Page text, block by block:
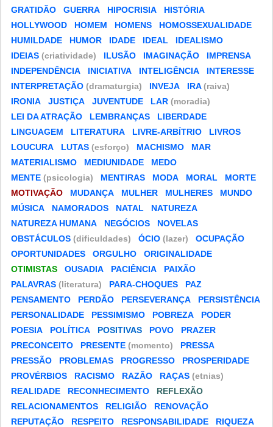
GRATIDÃO
GUERRA HIPOCRISIA
HISTÓRIA
HOLLYWOOD
HOMEM HOMENS
HOMOSSEXUALIDADE
HUMILDADE
HUMOR IDADE IDEAL
IDEALISMO
IDEIAS (criatividade) ILUSÃO IMAGINAÇÃO
IMPRENSA
INDEPENDÊNCIA
INICIATIVA INTELIGÊNCIA
INTERESSE
INTERPRETAÇÃO (dramaturgia) INVEJA IRA(raiva)
IRONIA
JUSTIÇA JUVENTUDE LAR (moradia)
LEI DA ATRAÇÃO
LEMBRANÇAS
LIBERDADE
LINGUAGEM
LITERATURA LIVRE-ARBÍTRIO
LIVROS
LOUCURA
LUTAS (esforço) MACHISMO
MAR
MATERIALISMO
MEDIUNIDADE
MEDO
MENTE (psicologia) MENTIRAS MODA MORAL
MORTE
MOTIVAÇÃO
MUDANÇA MULHER MULHERES
MUNDO
MÚSICA
NAMORADOS NATAL
NATUREZA
NATUREZA HUMANA
NEGÓCIOS
NOVELAS
OBSTÁCULOS (dificuldades) ÓCIO (lazer)
OCUPAÇÃO
OPORTUNIDADES
ORGULHO
ORIGINALIDADE
OTIMISTAS
OUSADIA PACIÊNCIA
PAIXÃO
PALAVRAS (literatura) PARA-CHOQUES
PAZ
PENSAMENTO
PERDÃO PERSEVERANÇA
PERSISTÊNCIA
PERSONALIDADE
PESSIMISMO POBREZA
PODER
POESIA
POLÍTICA POSITIVAS POVO
PRAZER
PRECONCEITO
PRESENTE (momento)
PRESSA
PRESSÃO
PROBLEMAS PROGRESSO
PROSPERIDADE
PROVÉRBIOS
RACISMO RAZÃO RAÇAS (etnias)
REALIDADE
RECONHECIMENTO
REFLEXÃO
RELACIONAMENTOS
RELIGIÃO
RENOVAÇÃO
REPUTAÇÃO
RESPEITO RESPONSABILIDADE
RIQUEZA